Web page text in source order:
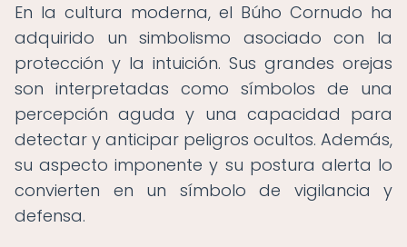
En la cultura moderna, el Búho Cornudo ha
adquirido un simbolismo asociado con la
protección y la intuición. Sus grandes orejas
son interpretadas como símbolos de una
percepción aguda y una capacidad para
detectar y anticipar peligros ocultos. Además,
su aspecto imponente y su postura alerta lo
convierten en un símbolo de vigilancia y
defensa.